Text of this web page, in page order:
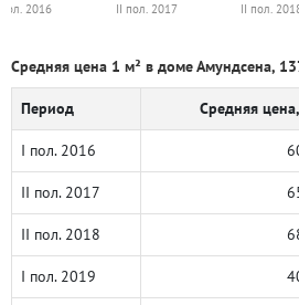
2016 II пол. 2017 II пол.
Средняя цена 1 м² в доме Амундсена,
Период Средняя
I пол. 2016
II пол. 2017
II пол. 2018
I пол. 2019